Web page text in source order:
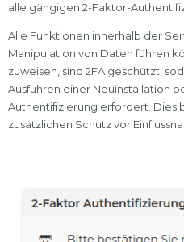
alle gängigen 2-Faktor-
Alle Funktionen innerhalb der
Manipulation von Daten führen
zuweisen, sind 2FA geschützt,
Ausführen einer Neuinstallation
Authentifizierung erfordert. Dies
zusätzlichen Schutz vor